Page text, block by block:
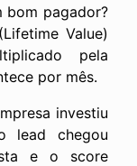
bom pagador?
Value)
pela
por mês.
investiu
lead chegou
e o score